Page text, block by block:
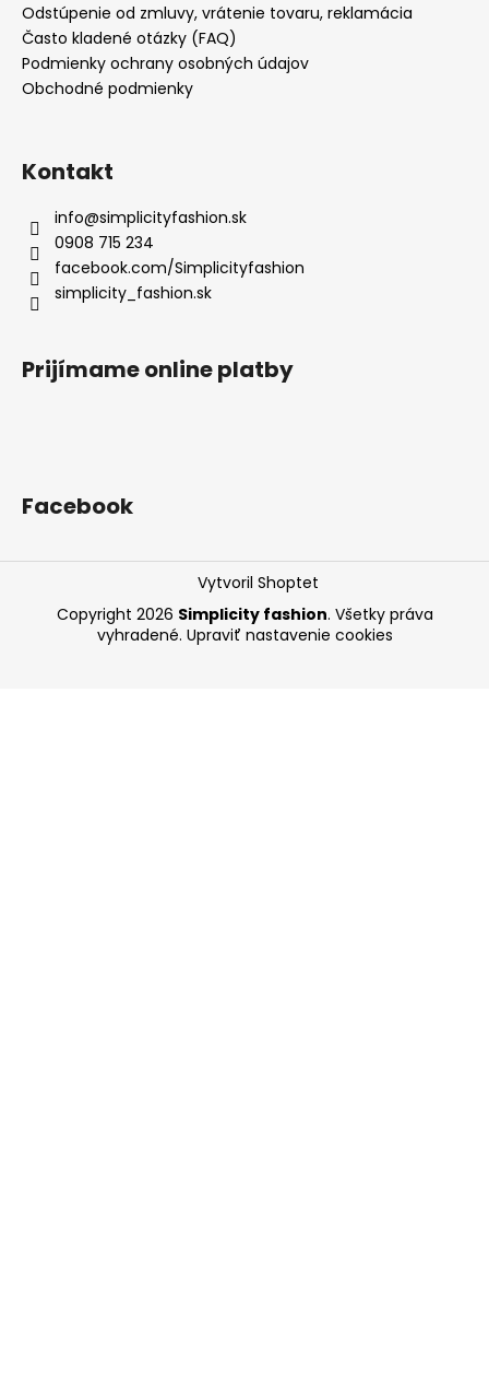
Odstúpenie od zmluvy, vrátenie tovaru, reklamácia
Často kladené otázky (FAQ)
Podmienky ochrany osobných údajov
Obchodné podmienky
Kontakt
info@simplicityfashion.sk
0908 715 234
facebook.com/Simplicityfashion
simplicity_fashion.sk
Prijímame online platby
Facebook
Vytvoril Shoptet
Copyright 2026 Simplicity fashion. Všetky práva
vyhradené. Upraviť nastavenie cookies